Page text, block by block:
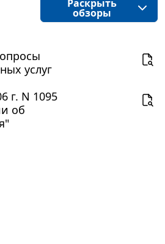
Раскрыть
обзоры
услуг
г. N 1095
об